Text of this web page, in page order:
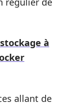
à
allant de